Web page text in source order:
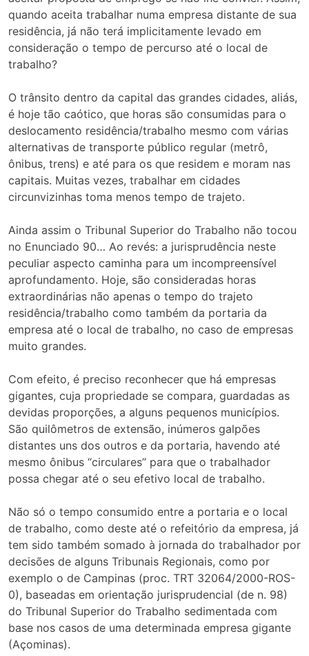
quando aceita trabalhar numa empresa distante de sua
residência, já não terá implicitamente levado em
consideração o tempo de percurso até o local de
trabalho?
O trânsito dentro da capital das grandes cidades, aliás,
é hoje tão caótico, que horas são consumidas para o
deslocamento residência/trabalho mesmo com várias
alternativas de transporte público regular (metrô,
ônibus, trens) e até para os que residem e moram nas
capitais. Muitas vezes, trabalhar em cidades
circunvizinhas toma menos tempo de trajeto.
Ainda assim o Tribunal Superior do Trabalho não tocou
no Enunciado 90… Ao revés: a jurisprudência neste
peculiar aspecto caminha para um incompreensível
aprofundamento. Hoje, são consideradas horas
extraordinárias não apenas o tempo do trajeto
residência/trabalho como também da portaria da
empresa até o local de trabalho, no caso de empresas
muito grandes.
Com efeito, é preciso reconhecer que há empresas
gigantes, cuja propriedade se compara, guardadas as
devidas proporções, a alguns pequenos municípios.
São quilômetros de extensão, inúmeros galpões
distantes uns dos outros e da portaria, havendo até
mesmo ônibus “circulares” para que o trabalhador
possa chegar até o seu efetivo local de trabalho.
Não só o tempo consumido entre a portaria e o local
de trabalho, como deste até o refeitório da empresa, já
tem sido também somado à jornada do trabalhador por
decisões de alguns Tribunais Regionais, como por
exemplo o de Campinas (proc. TRT 32064/2000-ROS-
0), baseadas em orientação jurisprudencial (de n. 98)
do Tribunal Superior do Trabalho sedimentada com
base nos casos de uma determinada empresa gigante
(Açominas).